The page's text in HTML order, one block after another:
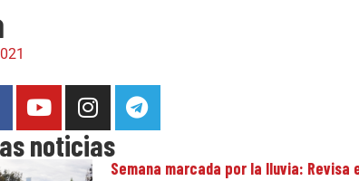
noticias
Semana marcada por la lluvia: Revisa